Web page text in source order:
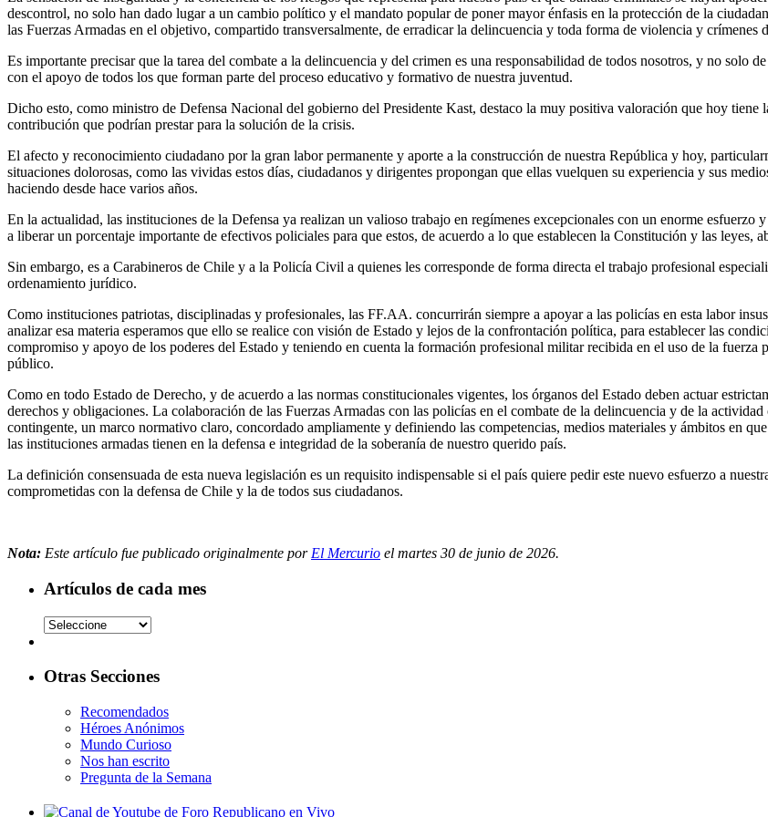
descontrol, no solo han dado lugar a un cambio político y el mandato popular de poner mayor énfasis en la protección de la
las Fuerzas Armadas en el objetivo, compartido transversalmente, de erradicar la delincuencia y toda forma de violencia y crímenes
Es importante precisar que la tarea del combate a la delincuencia y del crimen es una responsabilidad de todos nosotros, y no solo
con el apoyo de todos los que forman parte del proceso educativo y formativo de nuestra juventud.
Dicho esto, como ministro de Defensa Nacional del gobierno del Presidente Kast, destaco la muy positiva valoración que hoy tiene
contribución que podrían prestar para la solución de la crisis.
El afecto y reconocimiento ciudadano por la gran labor permanente y aporte a la construcción de nuestra República y hoy,
situaciones dolorosas, como las vividas estos días, ciudadanos y dirigentes propongan que ellas vuelquen su experiencia y sus
haciendo desde hace varios años.
En la actualidad, las instituciones de la Defensa ya realizan un valioso trabajo en regímenes excepcionales con un enorme
a liberar un porcentaje importante de efectivos policiales para que estos, de acuerdo a lo que establecen la Constitución y las leyes,
Sin embargo, es a Carabineros de Chile y a la Policía Civil a quienes les corresponde de forma directa el trabajo profesional
ordenamiento jurídico.
Como instituciones patriotas, disciplinadas y profesionales, las FF.AA. concurrirán siempre a apoyar a las policías en esta labor
analizar esa materia esperamos que ello se realice con visión de Estado y lejos de la confrontación política, para establecer las
compromiso y apoyo de los poderes del Estado y teniendo en cuenta la formación profesional militar recibida en el uso de la fuerza
público.
Como en todo Estado de Derecho, y de acuerdo a las normas constitucionales vigentes, los órganos del Estado deben actuar
derechos y obligaciones. La colaboración de las Fuerzas Armadas con las policías en el combate de la delincuencia y de la
contingente, un marco normativo claro, concordado ampliamente y definiendo las competencias, medios materiales y ámbitos en
las instituciones armadas tienen en la defensa e integridad de la soberanía de nuestro querido país.
La definición consensuada de esta nueva legislación es un requisito indispensable si el país quiere pedir este nuevo esfuerzo a
comprometidas con la defensa de Chile y la de todos sus ciudadanos.
Nota: Este artículo fue publicado originalmente por El Mercurio el martes 30 de junio de 2026.
Artículos de cada mes
Otras Secciones
Recomendados
Héroes Anónimos
Mundo Curioso
Nos han escrito
Pregunta de la Semana